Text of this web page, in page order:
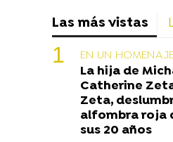
Las más vistas
EN UN
La hija de
Catherine
Zeta,
alfombra roja
sus 20 años